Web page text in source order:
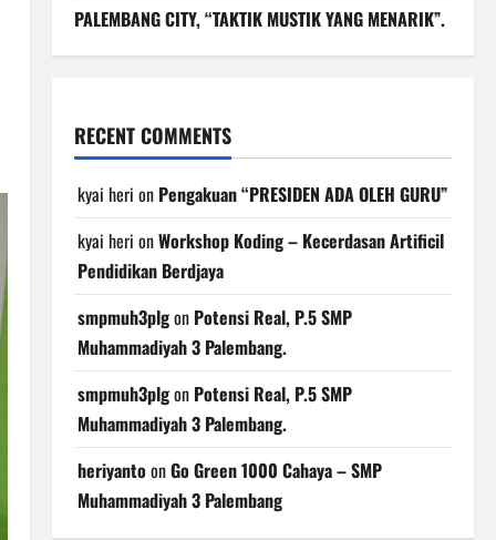
PALEMBANG CITY, “TAKTIK MUSTIK YANG MENARIK”.
RECENT COMMENTS
kyai heri on Pengakuan “PRESIDEN ADA OLEH GURU”
kyai heri onWorkshop Koding – Kecerdasan Artificil
Pendidikan Berdjaya
smpmuh3plgon Potensi Real, P.5 SMP
Muhammadiyah 3 Palembang.
smpmuh3plgon Potensi Real, P.5 SMP
Muhammadiyah 3 Palembang.
heriyantoonGo Green 1000 Cahaya – SMP
Muhammadiyah 3 Palembang